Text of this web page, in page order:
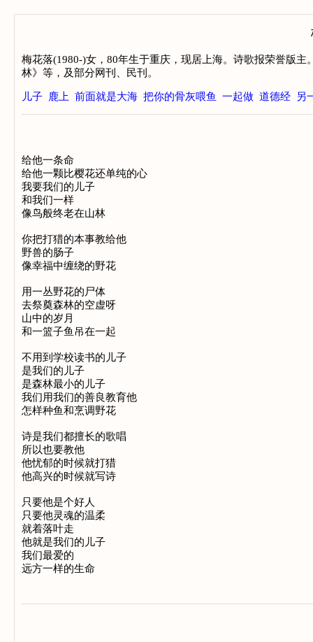
梅花落(1980-)女，80年生于重庆，现居上海。诗歌报荣誉版
林》等，及部分网刊、民刊。
儿子 鹿上 前面就是大海 把你的骨灰喂鱼 一起做 道德经 另
给他一条命
给他一颗比樱花还单纯的心
我要我们的儿子
和我们一样
像鸟般终老在山林
你把打猎的本事教给他
野兽的肠子
像幸福中缠绕的野花
用一丛野花的尸体
去祭奠森林的空虚呀
山中的岁月
和一篮子鱼吊在一起
不用到学校读书的儿子
是我们的儿子
是森林最小的儿子
我们用我们的善良教育他
怎样种鱼和烹调野花
诗是我们都擅长的歌唱
所以也要教他
他忧郁的时候就打猎
他高兴的时候就写诗
只要他是个好人
只要他灵魂的温柔
就着落叶走
他就是我们的儿子
我们最爱的